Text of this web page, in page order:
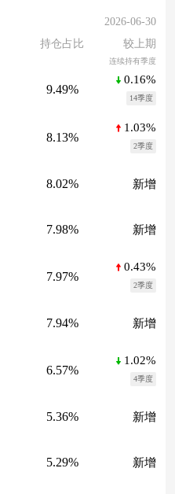
2026-06-30
持仓占比 较上期
连续持有季度
9.49%
0.16%
14季度
8.13%
1.03%
2季度
8.02% 新增
7.98% 新增
7.97%
0.43%
2季度
7.94% 新增
6.57%
1.02%
4季度
5.36% 新增
5.29% 新增